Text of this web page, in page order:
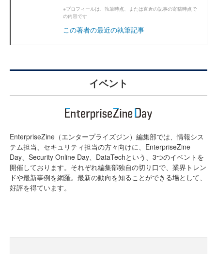
※プロフィールは、執筆時点、または直近の記事の寄稿時点で
の内容です
この著者の最近の執筆記事
イベント
EnterpriseZine（エンタープライズジン）編集部では、情報シス
テム担当、セキュリティ担当の方々向けに、EnterpriseZine
Day、Security Online Day、DataTechという、3つのイベントを
開催しております。それぞれ編集部独自の切り口で、業界トレン
ドや最新事例を網羅。最新の動向を知ることができる場として、
好評を得ています。